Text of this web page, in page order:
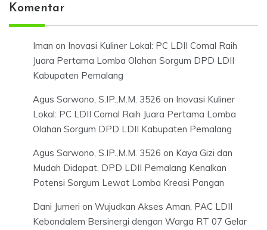
Komentar
Iman on Inovasi Kuliner Lokal: PC LDII Comal Raih
Juara Pertama Lomba Olahan Sorgum DPD LDII
Kabupaten Pemalang
Agus Sarwono, S.IP.,M.M. 3526 on Inovasi Kuliner
Lokal: PC LDII Comal Raih Juara Pertama Lomba
Olahan Sorgum DPD LDII Kabupaten Pemalang
Agus Sarwono, S.IP.,M.M. 3526 on Kaya Gizi dan
Mudah Didapat, DPD LDII Pemalang Kenalkan
Potensi Sorgum Lewat Lomba Kreasi Pangan
Dani Jumeri on Wujudkan Akses Aman, PAC LDII
Kebondalem Bersinergi dengan Warga RT 07 Gelar